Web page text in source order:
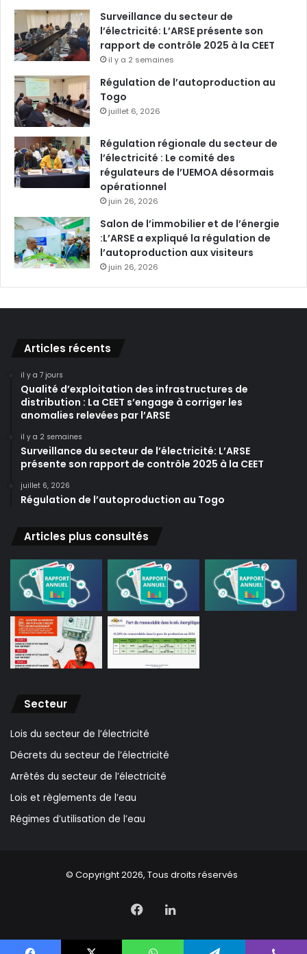
Surveillance du secteur de
l’électricité: L’ARSE présente son
rapport de contrôle 2025 à la CEET
il y a 2 semaines
Régulation de l’autoproduction au
Togo
juillet 6, 2026
Régulation régionale du secteur de
l’électricité : Le comité des
régulateurs de l’UEMOA désormais
opérationnel
juin 26, 2026
Salon de l’immobilier et de l’énergie
:L’ARSE a expliqué la régulation de
l’autoproduction aux visiteurs
juin 26, 2026
Articles récents
il y a 7 jours
Qualité d’exploitation des infrastructures de
distribution : La CEET s’engage à corriger les
anomalies relevées par l’ARSE
il y a 2 semaines
Surveillance du secteur de l’électricité: L’ARSE
présente son rapport de contrôle 2025 à la CEET
juillet 6, 2026
Régulation de l’autoproduction au Togo
Articles plus consultés
Secteur
Lois du secteur de l’électricité
Décrets du secteur de l’électricité
Arrêtés du secteur de l’électricité
Lois et règlements de l’eau
Régimes d’utilisation de l’eau
© Copyright 2026, Tous droits réservés
FacebookLinkedin